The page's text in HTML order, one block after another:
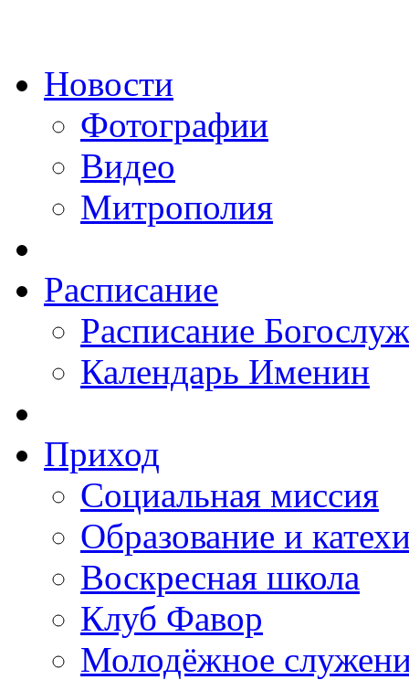
Новости
Фотографии
Видео
Митрополия
Расписание
Расписание
Календарь Именин
Приход
Социальная миссия
Образование и
Воскресная школа
Клуб Фавор
Молодёжное